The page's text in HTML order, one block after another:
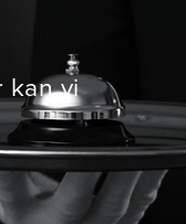
kan vi